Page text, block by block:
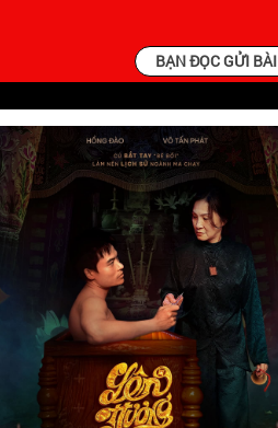
BẠN ĐỌC GỬI BÀI